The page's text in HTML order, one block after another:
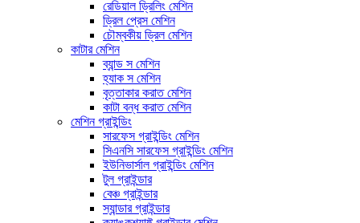
রেডিয়াল ড্রিলিং মেশিন
ড্রিল প্রেস মেশিন
চৌম্বকীয় ড্রিল মেশিন
কাটার মেশিন
ব্যান্ড স মেশিন
হ্যাক স মেশিন
বৃত্তাকার করাত মেশিন
কাটা বন্ধ করাত মেশিন
মেশিন গ্রাইন্ডিং
সারফেস গ্রাইন্ডিং মেশিন
সিএনসি সারফেস গ্রাইন্ডিং মেশিন
ইউনিভার্সাল গ্রাইন্ডিং মেশিন
টুল গ্রাইন্ডার
বেঞ্চ গ্রাইন্ডার
স্যান্ডার গ্রাইন্ডার